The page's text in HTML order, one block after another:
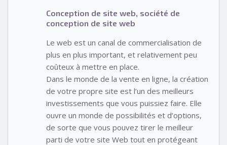
Conception de site web, société de
conception de site web
Le web est un canal de commercialisation de
plus en plus important, et relativement peu
coûteux à mettre en place.
Dans le monde de la vente en ligne, la création
de votre propre site est l’un des meilleurs
investissements que vous puissiez faire. Elle
ouvre un monde de possibilités et d’options,
de sorte que vous pouvez tirer le meilleur
parti de votre site Web tout en protégeant